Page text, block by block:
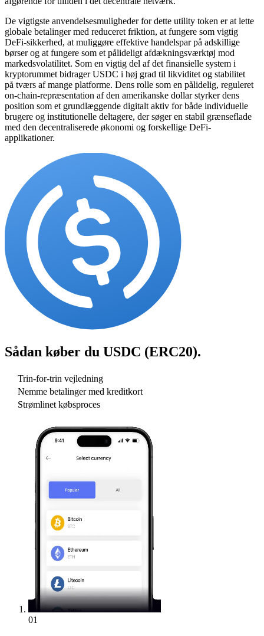
De vigtigste anvendelsesmuligheder for dette utility token er at lette
globale betalinger med reduceret friktion, at fungere som vigtig
DeFi-sikkerhed, at muliggøre effektive handelspar på adskillige
børser og at fungere som et pålideligt afdækningsværktøj mod
markedsvolatilitet. Som en vigtig del af det finansielle system i
kryptorummet bidrager USDC i høj grad til likviditet og stabilitet
på tværs af mange platforme. Dens rolle som en pålidelig, reguleret
on-chain-repræsentation af den amerikanske dollar styrker dens
position som et grundlæggende digitalt aktiv for både individuelle
brugere og institutionelle deltagere, der søger en stabil grænseflade
med den decentraliserede økonomi og forskellige DeFi-
applikationer.
Sådan køber du USDC (ERC20).
Trin-for-trin vejledning
Nemme betalinger med kreditkort
Strømlinet købsproces
01